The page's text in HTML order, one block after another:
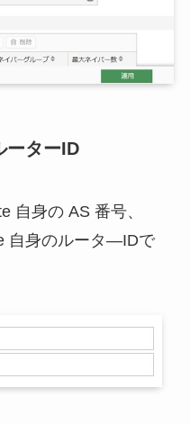
ーターID
自身の AS 番号、
自身のルータ―IDで